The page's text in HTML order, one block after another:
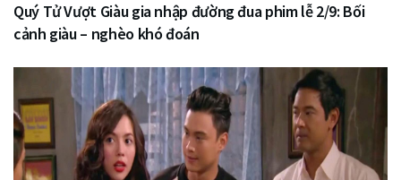
Quý Tử Vượt Giàu gia nhập đường đua phim lễ 2/9: Bối
cảnh giàu – nghèo khó đoán